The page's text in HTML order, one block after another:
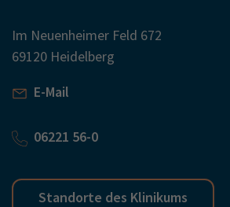
Im Neuenheimer Feld 672
69120 Heidelberg
E-Mail
06221 56-0
Standorte des Klinikums